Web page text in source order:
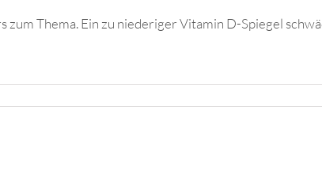
Thema. Ein zu niederiger Vitamin D-Spiegel